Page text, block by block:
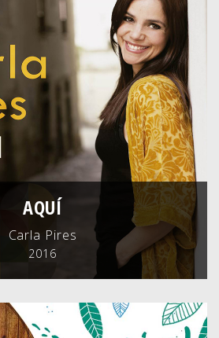
AQUÍ
Carla Pires
2016